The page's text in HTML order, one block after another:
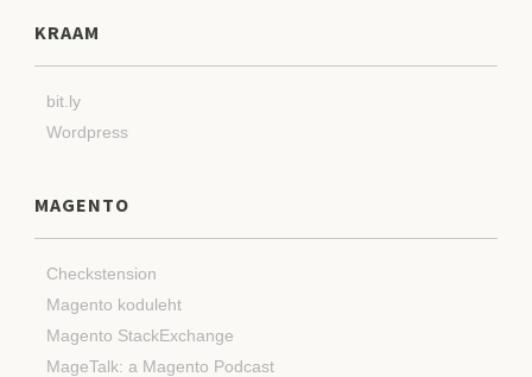
KRAAM
bit.ly
Wordpress
MAGENTO
Checkstension
Magento koduleht
Magento StackExchange
MageTalk: a Magento Podcast